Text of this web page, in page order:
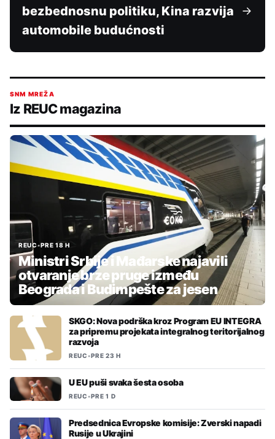
bezbednosnu politiku, Kina razvija
automobile budućnosti
SNM MREŽA
Iz REUC magazina
REUC•PRE 18 H
Ministri Srbije i Mađarske najavili
otvaranje brze pruge između
Beograda i Budimpešte za jesen
SKGO: Nova podrška kroz Program EU INTEGRA
za pripremu projekata integralnog teritorijalnog
razvoja
REUC•PRE 23 H
U EU puši svaka šesta osoba
REUC•PRE 1 D
Predsednica Evropske komisije: Zverski napadi
Rusije u Ukrajini